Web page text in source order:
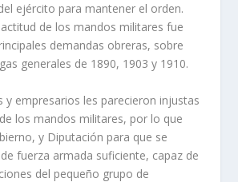
ejército para mantener el orden.
de los mandos militares fue
demandas obreras, sobre
generales de 1890, 1903 y 1910.
y empresarios les parecieron injustas
los mandos militares, por lo que
y Diputación para que se
fuerza armada suficiente, capaz de
del pequeño grupo de